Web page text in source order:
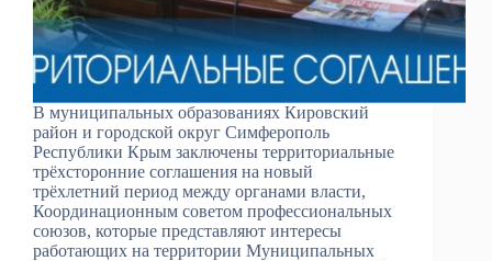
В муниципальных образованиях Кировский
район и городской округ Симферополь
Республики Крым заключены территориальные
трёхсторонние соглашения на новый
трёхлетний период между органами власти,
Координационным советом профессиональных
союзов, которые представляют интересы
работающих на территории Муниципальных